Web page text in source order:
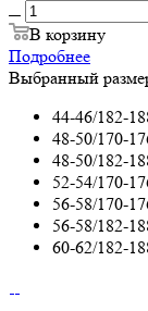
В корзину
Подробнее
Выбранный
44-46/182-
48-50/170-
48-50/182-
52-54/170-
56-58/170-
56-58/182-
60-62/182-